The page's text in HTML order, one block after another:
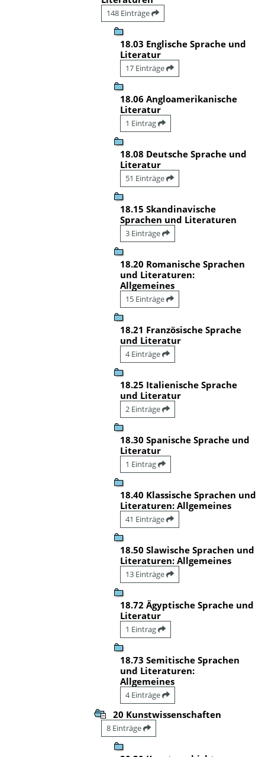
148 Einträge
18.03 Englische Sprache und
Literatur
17 Einträge
18.06 Angloamerikanische
Literatur
1 Eintrag
18.08 Deutsche Sprache und
Literatur
51 Einträge
18.15 Skandinavische
Sprachen und Literaturen
3 Einträge
18.20 Romanische Sprachen
und Literaturen:
Allgemeines
15 Einträge
18.21 Französische Sprache
und Literatur
4 Einträge
18.25 Italienische Sprache
und Literatur
2 Einträge
18.30 Spanische Sprache und
Literatur
1 Eintrag
18.40 Klassische Sprachen und
Literaturen: Allgemeines
41 Einträge
18.50 Slawische Sprachen und
Literaturen: Allgemeines
13 Einträge
18.72 Ägyptische Sprache und
Literatur
1 Eintrag
18.73 Semitische Sprachen
und Literaturen:
Allgemeines
4 Einträge
20 Kunstwissenschaften
8 Einträge